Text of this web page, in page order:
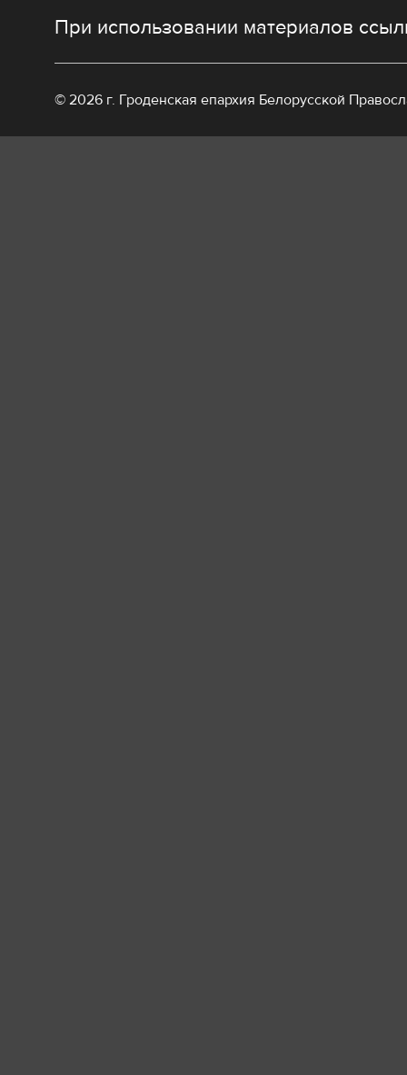
При использовании материалов
© 2026 г. Гроденская епархия Белорусской